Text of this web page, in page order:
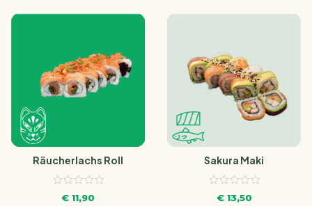
Räucherlachs Roll
€ 11,90
Sakura Maki
€13,50